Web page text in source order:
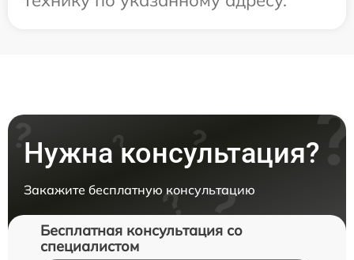
Нужна консультация?
Закажите бесплатную консультацию
Бесплатная консультация со
специалистом